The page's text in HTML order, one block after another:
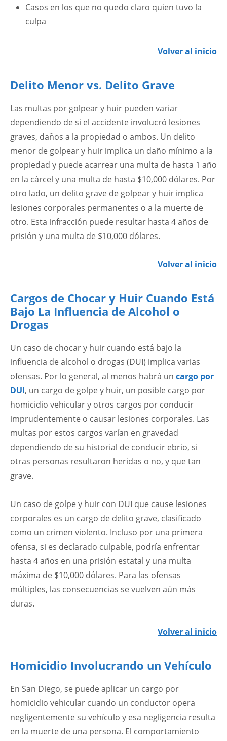
Casos en los que no quedo claro quien tuvo la
culpa
Volver al inicio
Delito Menor vs. Delito Grave
Las multas por golpear y huir pueden variar
dependiendo de si el accidente involucró lesiones
graves, daños a la propiedad o ambos. Un delito
menor de golpear y huir implica un daño mínimo a la
propiedad y puede acarrear una multa de hasta 1 año
en la cárcel y una multa de hasta $10,000 dólares. Por
otro lado, un delito grave de golpear y huir implica
lesiones corporales permanentes o a la muerte de
otro. Esta infracción puede resultar hasta 4 años de
prisión y una multa de $10,000 dólares.
Volver al inicio
Cargos de Chocar y Huir Cuando Está
Bajo La Influencia de Alcohol o
Drogas
Un caso de chocar y huir cuando está bajo la
influencia de alcohol o drogas (DUI) implica varias
ofensas. Por lo general, al menos habrá un cargo por
DUI, un cargo de golpe y huir, un posible cargo por
homicidio vehicular y otros cargos por conducir
imprudentemente o causar lesiones corporales. Las
multas por estos cargos varían en gravedad
dependiendo de su historial de conducir ebrio, si
otras personas resultaron heridas o no, y que tan
grave.
Un caso de golpe y huir con DUI que cause lesiones
corporales es un cargo de delito grave, clasificado
como un crimen violento. Incluso por una primera
ofensa, si es declarado culpable, podría enfrentar
hasta 4 años en una prisión estatal y una multa
máxima de $10,000 dólares. Para las ofensas
múltiples, las consecuencias se vuelven aún más
duras.
Volver al inicio
Homicidio Involucrando un Vehículo
En San Diego, se puede aplicar un cargo por
homicidio vehicular cuando un conductor opera
negligentemente su vehículo y esa negligencia resulta
en la muerte de una persona. El comportamiento